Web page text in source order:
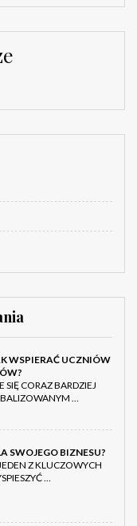
WSPIERAĆ UCZNIÓW
SIĘ CORAZ BARDZIEJ
…
SWOJEGO BIZNESU?
Z KLUCZOWYCH
…